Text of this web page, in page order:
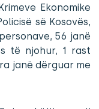
Ekonomike
së Kosovës,
56 janë
të njohur, 1 rast
janë dërguar me